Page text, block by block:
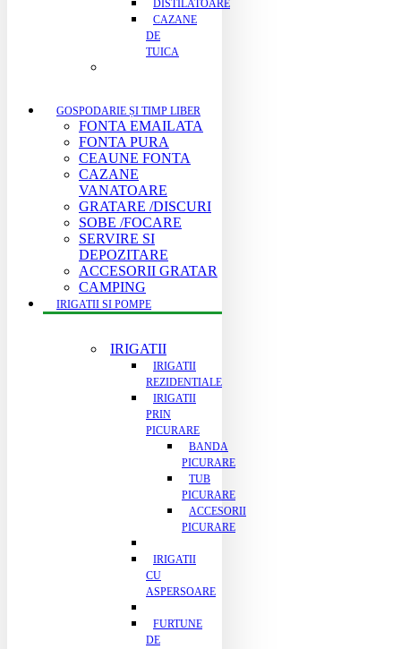
DISTILATOARE
CAZANE
DE
TUICA
GOSPODARIE ȘI TIMP LIBER
FONTA EMAILATA
FONTA PURA
CEAUNE FONTA
CAZANE
VANATOARE
GRATARE /DISCURI
SOBE /FOCARE
SERVIRE SI
DEPOZITARE
ACCESORII GRATAR
CAMPING
IRIGATII SI POMPE
IRIGATII
IRIGATII
REZIDENTIALE
IRIGATII
PRIN
PICURARE
BANDA
PICURARE
TUB
PICURARE
ACCESORII
PICURARE
IRIGATII
CU
ASPERSOARE
FURTUNE
DE